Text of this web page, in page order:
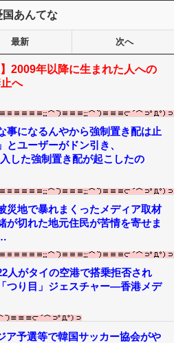
国あんてな
最新 次へ
】2009年以降に生まれた人への
へ
事になるんやから強制置き配は止
とユーザーがドン引き、
した強制置き配が起こしたの
災地で暴れまくったメディア取材
が切れた地元住民が苦情を寄せま
人がタイの空港で搭乗拒否され
つり目」ジェスチャー―香港メデ
ア予選等で韓国サッカー協会がや